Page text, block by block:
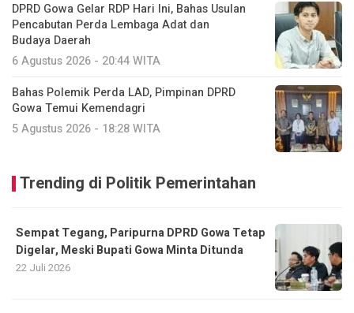
DPRD Gowa Gelar RDP Hari Ini, Bahas Usulan
Pencabutan Perda Lembaga Adat dan
Budaya Daerah
6 Agustus 2026 - 20:44 WITA
Bahas Polemik Perda LAD, Pimpinan DPRD
Gowa Temui Kemendagri
5 Agustus 2026 - 18:28 WITA
Trending di Politik Pemerintahan
Sempat Tegang, Paripurna DPRD Gowa Tetap
Digelar, Meski Bupati Gowa Minta Ditunda
22 Juli 2026